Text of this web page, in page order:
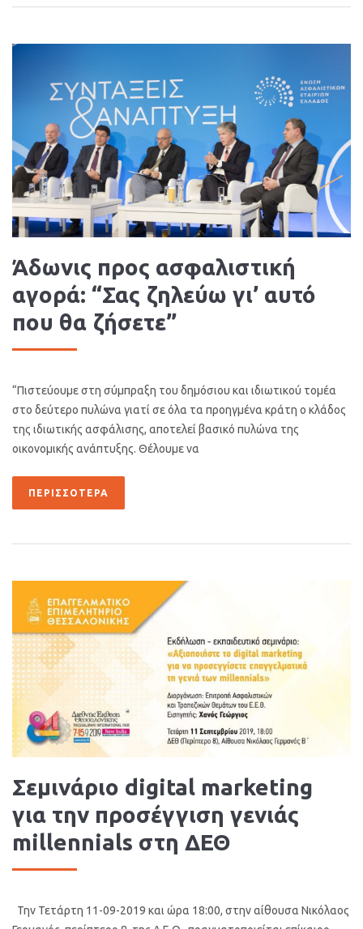
Άδωνις προς ασφαλιστική
αγορά: “Σας ζηλεύω γι’ αυτό
που θα ζήσετε”
“Πιστεύουμε στη σύμπραξη του δημόσιου και ιδιωτικού τομέα
στο δεύτερο πυλώνα γιατί σε όλα τα προηγμένα κράτη ο κλάδος
της ιδιωτικής ασφάλισης, αποτελεί βασικό πυλώνα της
οικονομικής ανάπτυξης. Θέλουμε να
ΠΕΡΙΣΣΌΤΕΡΑ
Σεμινάριο digital marketing
για την προσέγγιση γενιάς
millennials στη ΔΕΘ
Την Τετάρτη 11-09-2019 και ώρα 18:00, στην αίθουσα Νικόλαος